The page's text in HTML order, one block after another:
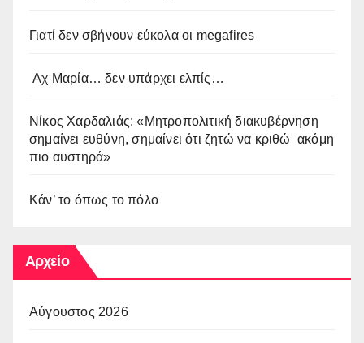
Γιατί δεν σβήνουν εύκολα οι megafires
Αχ Μαρία… δεν υπάρχει ελπίς…
Νίκος Χαρδαλιάς: «Μητροπολιτική διακυβέρνηση
σημαίνει ευθύνη, σημαίνει ότι ζητώ να κριθώ ακόμη
πιο αυστηρά»
Κάν’ το όπως το πόλο
Αρχείο
Αύγουστος 2026